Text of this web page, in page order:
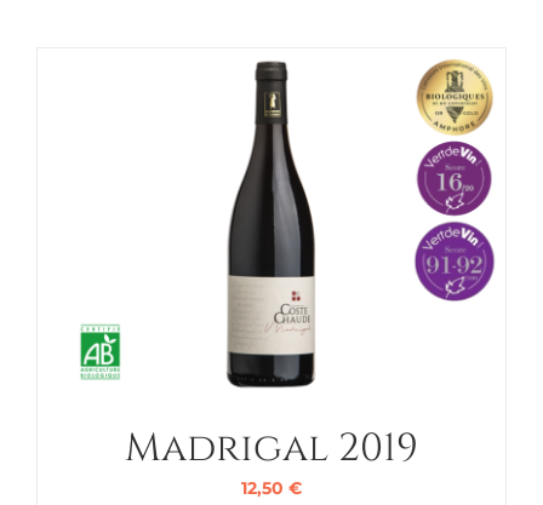
Madrigal 2019
12,50 €